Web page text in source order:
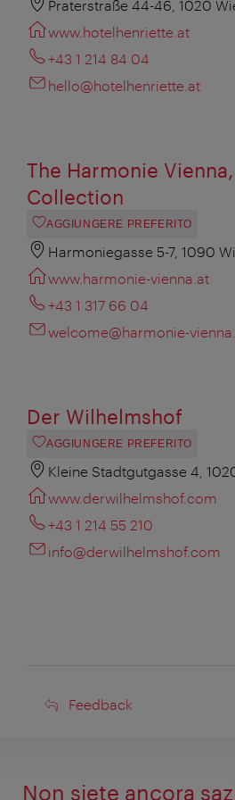
Praterstraße 44-46, 1020
www.hotelhenriette.at
+43 1 214 84 04
hello@hotelhenriette.at
The Harmonie
Collection
AGGIUNGERE PREFERITO
Harmoniegasse 5-7, 1090
www.harmonie-vienna.at
+43 1 317 66 04
welcome@harmonie-
Der Wilhelmshof
AGGIUNGERE PREFERITO
Kleine Stadtgutgasse 4,
www.derwilhelmshof.com
+43 1 214 55 210
info@derwilhelmshof.com
Feedback
Feedback
Non siete ancora